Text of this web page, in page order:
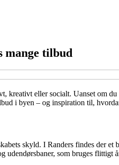
mange tilbud
kreativt eller socialt. Uanset om
i byen – og inspiration til,
skyld. I Randers findes der
udendørsbaner, som bruges flittigt